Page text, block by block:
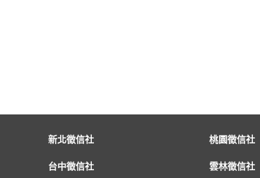
新北徵信社 桃園徵信社
台中徵信社 雲林徵信社